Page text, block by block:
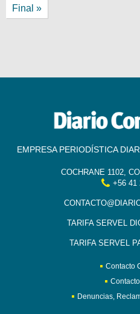
Final »
EMPRESA PERIODÍSTICA
COCHRANE 1102,
+56 41
TARIFA SERVEL
TARIFA SERVEL
Contacto
Denuncias,